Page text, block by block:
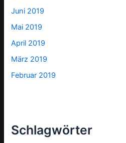
Juni 2019
Mai 2019
April 2019
März 2019
Februar 2019
Schlagwörter